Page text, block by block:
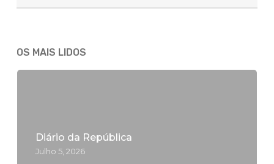
ASSUNTO…
OS MAIS LIDOS
Diário da República
Julho 5, 2026